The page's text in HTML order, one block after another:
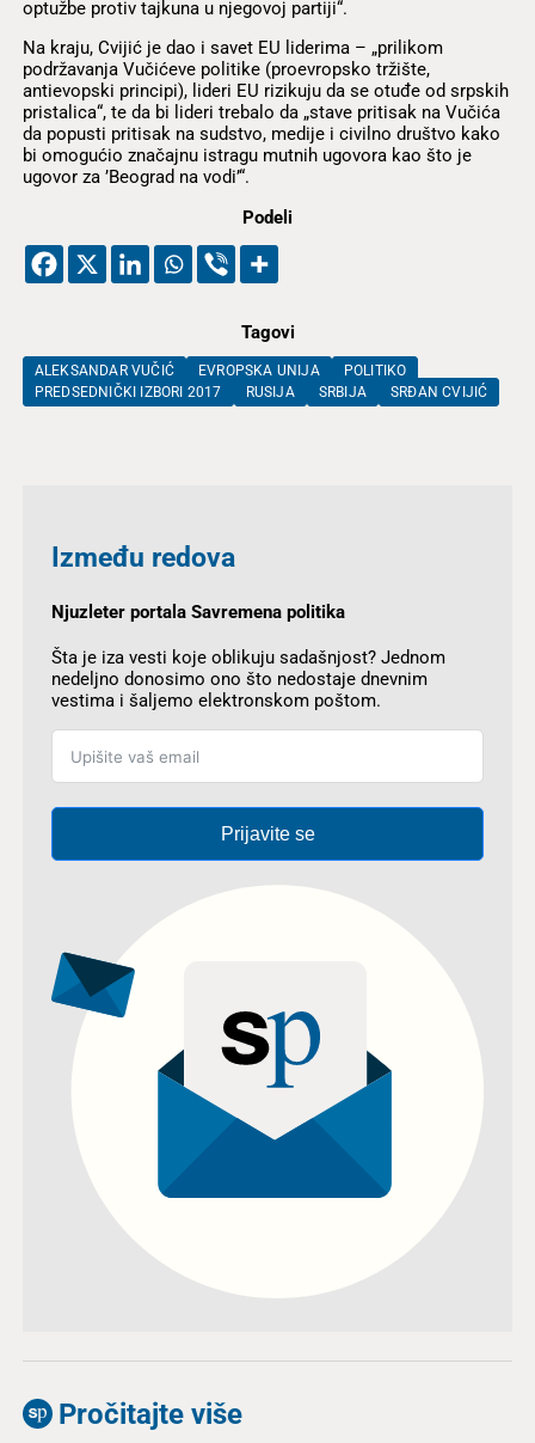
optužbe protiv tajkuna u njegovoj partiji“.
Na kraju, Cvijić je dao i savet EU liderima – „prilikom
podržavanja Vučićeve politike (proevropsko tržište,
antievopski principi), lideri EU rizikuju da se otuđe od srpskih
pristalica“, te da bi lideri trebalo da „stave pritisak na Vučića
da popusti pritisak na sudstvo, medije i civilno društvo kako
bi omogućio značajnu istragu mutnih ugovora kao što je
ugovor za ’Beograd na vodi’“.
Podeli
Tagovi
ALEKSANDAR VUČIĆ EVROPSKA UNIJA
POLITIKO
PREDSEDNIČKI IZBORI 2017
RUSIJA SRBIJA SRĐAN CVIJIĆ
Između redova
Njuzleter portala Savremena politika
Šta je iza vesti koje oblikuju sadašnjost? Jednom
nedeljno donosimo ono što nedostaje dnevnim
vestima i šaljemo elektronskom poštom.
Prijavite se
Pročitajte više